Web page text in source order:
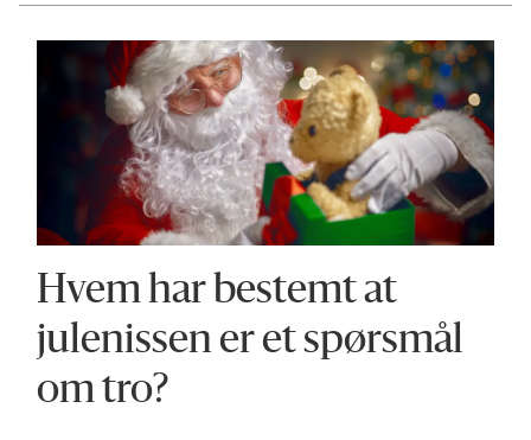
Hvem har bestemt at
julenissen er et spørsmål
om tro?